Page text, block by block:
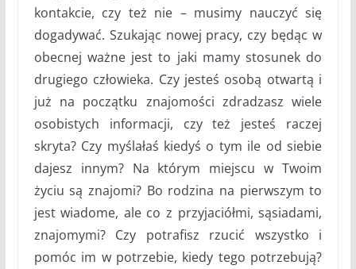
kontakcie, czy też nie – musimy nauczyć się
dogadywać. Szukając nowej pracy, czy będąc w
obecnej ważne jest to jaki mamy stosunek do
drugiego człowieka. Czy jesteś osobą otwartą i
już na początku znajomości zdradzasz wiele
osobistych informacji, czy też jesteś raczej
skryta? Czy myślałaś kiedyś o tym ile od siebie
dajesz innym? Na którym miejscu w Twoim
życiu są znajomi? Bo rodzina na pierwszym to
jest wiadome, ale co z przyjaciółmi, sąsiadami,
znajomymi? Czy potrafisz rzucić wszystko i
pomóc im w potrzebie, kiedy tego potrzebują?